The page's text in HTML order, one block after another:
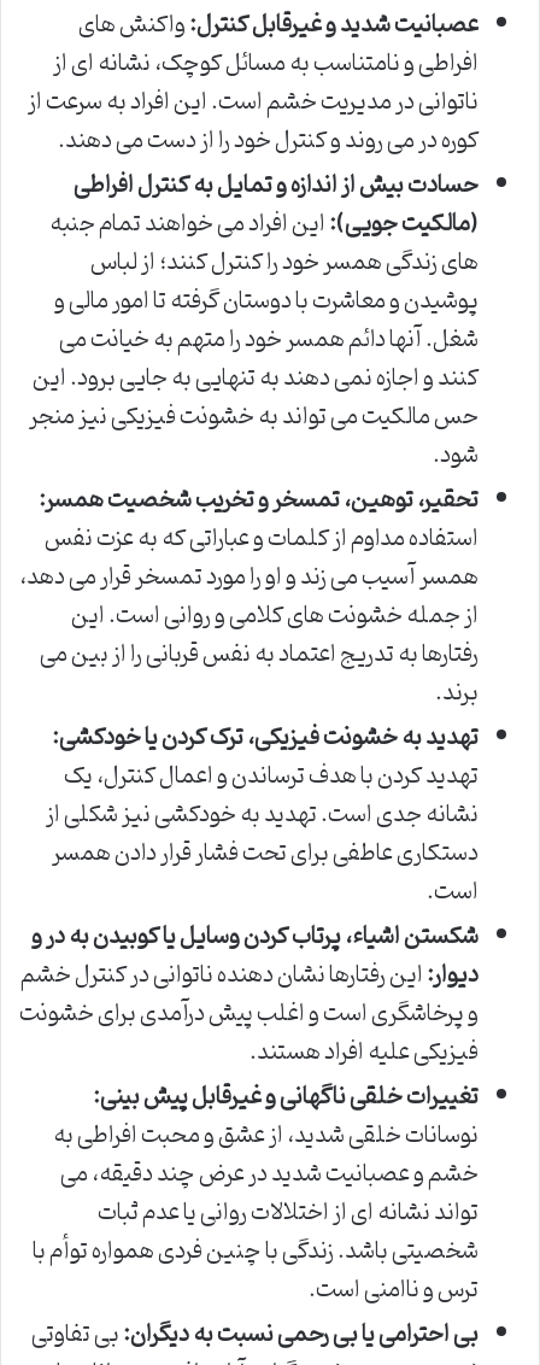
عصبانیت شدید و غیرقابل کنترل:واکنش های
افراطی و نامتناسب به مسائل کوچک، نشانه ای از
ناتوانی در مدیریت خشم است. این افراد به سرعت از
کوره در می روند و کنترل خود را از دست می دهند.
حسادت بیش از اندازه و تمایل به کنترل افراطی
(مالکیت جویی):این افراد می خواهند تمام جنبه
های زندگی همسر خود را کنترل کنند؛ از لباس
پوشیدن و معاشرت با دوستان گرفته تا امور مالی و
شغل. آنها دائم همسر خود را متهم به خیانت می
کنند و اجازه نمی دهند به تنهایی به جایی برود. این
حس مالکیت می تواند به خشونت فیزیکی نیز منجر
شود.
تحقیر، توهین، تمسخر و تخریب شخصیت همسر:
استفاده مداوم از کلمات و عباراتی که به عزت نفس
همسر آسیب می زند و او را مورد تمسخر قرار می دهد،
از جمله خشونت های کلامی و روانی است. این
رفتارها به تدریج اعتماد به نفس قربانی را از بین می
برند.
تهدید به خشونت فیزیکی، ترک کردن یا خودکشی:
تهدید کردن با هدف ترساندن و اعمال کنترل، یک
نشانه جدی است. تهدید به خودکشی نیز شکلی از
دستکاری عاطفی برای تحت فشار قرار دادن همسر
است.
شکستن اشیاء، پرتاب کردن وسایل یا کوبیدن به در و
دیوار:این رفتارها نشان دهنده ناتوانی در کنترل خشم
و پرخاشگری است و اغلب پیش درآمدی برای خشونت
فیزیکی علیه افراد هستند.
تغییرات خلقی ناگهانی و غیرقابل پیش بینی:
نوسانات خلقی شدید، از عشق و محبت افراطی به
خشم و عصبانیت شدید در عرض چند دقیقه، می
تواند نشانه ای از اختلالات روانی یا عدم ثبات
شخصیتی باشد. زندگی با چنین فردی همواره توأم با
ترس و ناامنی است.
بی احترامی یا بی رحمی نسبت به دیگران:بی تفاوتی